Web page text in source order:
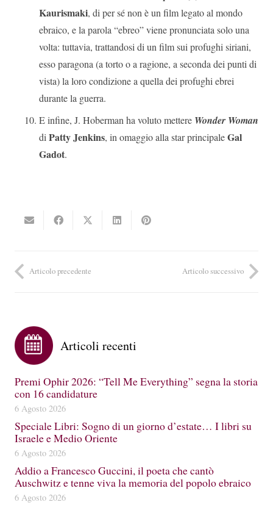
Kaurismaki, di per sé non è un film legato al mondo
ebraico, e la parola “ebreo” viene pronunciata solo una
volta: tuttavia, trattandosi di un film sui profughi siriani,
esso paragona (a torto o a ragione, a seconda dei punti di
vista) la loro condizione a quella dei profughi ebrei
durante la guerra.
E infine, J. Hoberman ha voluto mettere Wonder Woman
diPatty Jenkins, in omaggio alla star principaleGal
Gadot.
Articolo precedente Articolo successivo
Articoli recenti
Premi Ophir 2026: “Tell Me Everything” segna la storia
con 16 candidature
6 Agosto 2026
Speciale Libri: Sogno di un giorno d’estate… I libri su
Israele e Medio Oriente
6 Agosto 2026
Addio a Francesco Guccini, il poeta che cantò
Auschwitz e tenne viva la memoria del popolo ebraico
6 Agosto 2026